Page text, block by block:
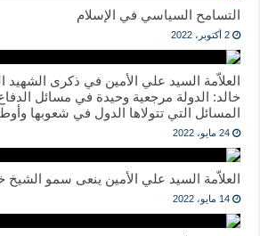
التسامح السياسي في الإسلام
2 أكتوبر، 2022
العلاّمة السيد علي الأمين في ذكرى
خالد: الدولة مرجعية وحيدة في مسائل
المسائل التي تتولاها الدول في شعوبها
24 مايو، 2022
العلاّمة السيد علي الأمين ينعى سمو الشيخ
14 مايو، 2022